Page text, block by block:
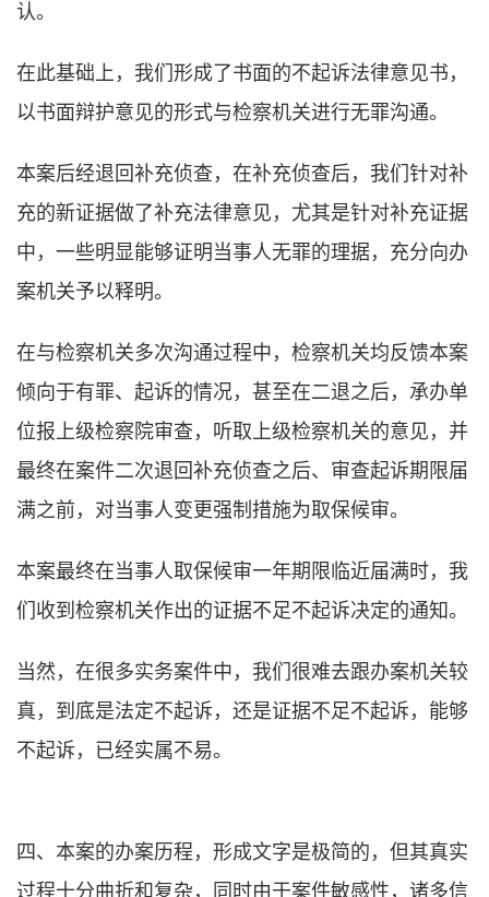
认。
在此基础上，我们形成了书面的不起诉法律意见书，
以书面辩护意见的形式与检察机关进行无罪沟通。
本案后经退回补充侦查，在补充侦查后，我们针对补
充的新证据做了补充法律意见，尤其是针对补充证据
中，一些明显能够证明当事人无罪的理据，充分向办
案机关予以释明。
在与检察机关多次沟通过程中，检察机关均反馈本案
倾向于有罪、起诉的情况，甚至在二退之后，承办单
位报上级检察院审查，听取上级检察机关的意见，并
最终在案件二次退回补充侦查之后、审查起诉期限届
满之前，对当事人变更强制措施为取保候审。
本案最终在当事人取保候审一年期限临近届满时，我
们收到检察机关作出的证据不足不起诉决定的通知。
当然，在很多实务案件中，我们很难去跟办案机关较
真，到底是法定不起诉，还是证据不足不起诉，能够
不起诉，已经实属不易。
四、本案的办案历程，形成文字是极简的，但其真实
过程十分曲折和复杂，同时由于案件敏感性，诸多信